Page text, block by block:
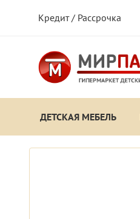
Кредит / Рассрочка
ДЕТСКАЯ МЕБЕЛЬ